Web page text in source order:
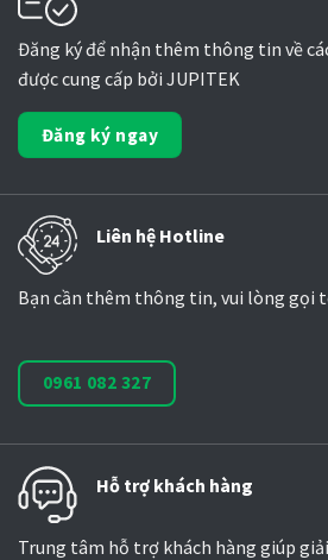
Đăng ký để nhận thêm thông tin về
được cung cấp bởi JUPITEK
Đăng ký ngay
Liên hệ Hotline
Bạn cần thêm thông tin, vui lòng gọi
0961 082 327
Hỗ trợ khách hàng
Trung tâm hỗ trợ khách hàng giúp